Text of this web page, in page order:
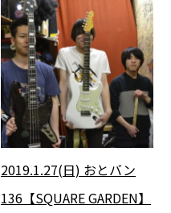
2019.1.27(日) おとバン
136【SQUARE GARDEN】